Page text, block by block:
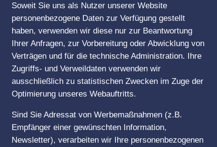
Soweit Sie uns als Nutzer unserer Website
personenbezogene Daten zur Verfügung gestellt
haben, verwenden wir diese nur zur Beantwortung
Ihrer Anfragen, zur Vorbereitung oder Abwicklung von
Verträgen und für die technische Administration. Ihre
Zugriffs- und Verweildaten verwenden wir
ausschließlich zu statistischen Zwecken im Zuge der
Optimierung unseres Webauftritts.
Sind Sie Adressat von Werbemaßnahmen (z.B.
Empfänger einer gewünschten Information,
Newsletter), verarbeiten wir Ihre personenbezogenen